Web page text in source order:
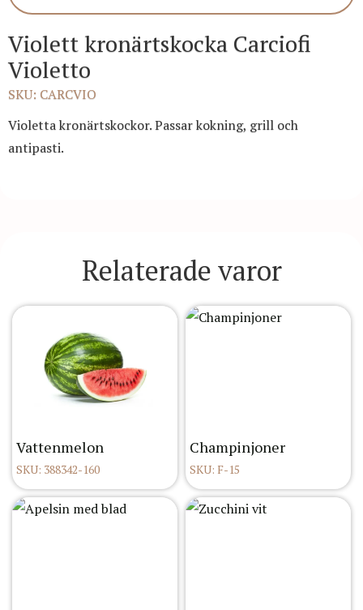
Violett kronärtskocka Carciofi
Violetto
SKU: CARCVIO
Violetta kronärtskockor. Passar kokning, grill och
antipasti.
Relaterade varor
Vattenmelon
SKU: 388342-160
Champinjoner
SKU: F-15